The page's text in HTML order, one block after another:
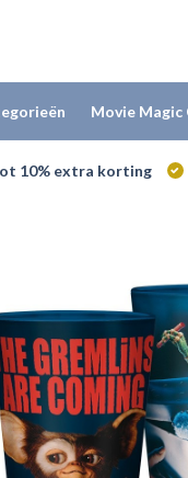
Movie
10% extra korting